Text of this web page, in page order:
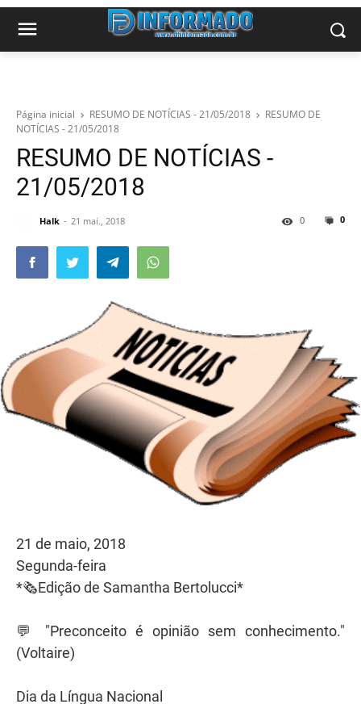
Página inicial RESUMO DE NOTÍCIAS - 21/05/2018
RESUMO DE
NOTÍCIAS - 21/05/2018
RESUMO DE NOTÍCIAS -
21/05/2018
Halk 21 mai., 2018 0
0
21 de maio, 2018
Segunda-feira
*🗞Edição de Samantha Bertolucci*
💬 "Preconceito é opinião sem conhecimento."
(Voltaire)
Dia da Língua Nacional